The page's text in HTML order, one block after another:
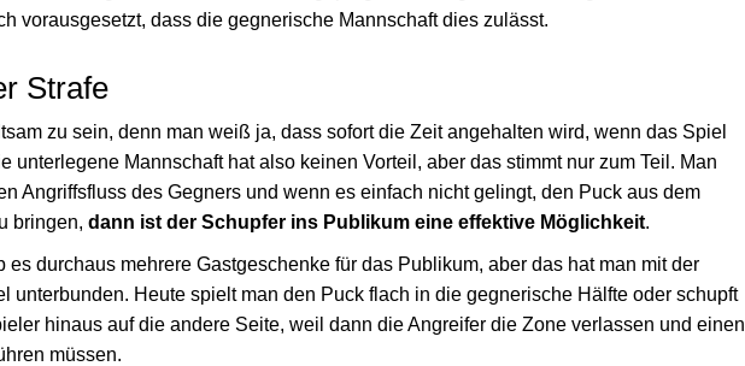
vorausgesetzt, dass die gegnerische Mannschaft dies zulässt.
Strafe
zu sein, denn man weiß ja, dass sofort die Zeit angehalten wird, wenn das Spiel
unterlegene Mannschaft hat also keinen Vorteil, aber das stimmt nur zum Teil. Man
Angriffsfluss des Gegners und wenn es einfach nicht gelingt, den Puck aus dem
bringen, dann ist der Schupfer ins Publikum eine effektive Möglichkeit.
es durchaus mehrere Gastgeschenke für das Publikum, aber das hat man mit der
unterbunden. Heute spielt man den Puck flach in die gegnerische Hälfte oder schupft
hinaus auf die andere Seite, weil dann die Angreifer die Zone verlassen und einen
müssen.